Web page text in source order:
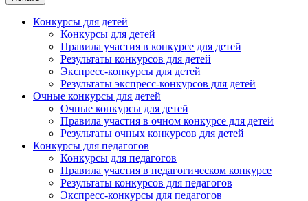
Конкурсы для детей
Конкурсы для детей
Правила участия в конкурсе для детей
Результаты конкурсов для детей
Экспресс-конкурсы для детей
Результаты экспресс-конкурсов для детей
Очные конкурсы для детей
Очные конкурсы для детей
Правила участия в очном конкурсе для детей
Результаты очных конкурсов для детей
Конкурсы для педагогов
Конкурсы для педагогов
Правила участия в педагогическом конкурсе
Результаты конкурсов для педагогов
Экспресс-конкурсы для педагогов